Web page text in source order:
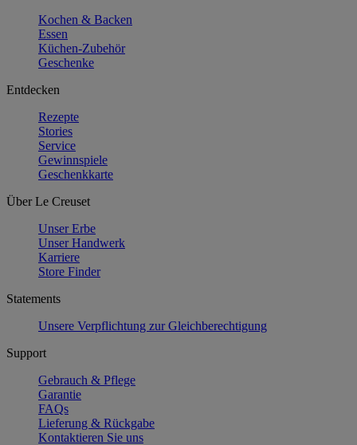
Kochen & Backen
Essen
Küchen-Zubehör
Geschenke
Entdecken
Rezepte
Stories
Service
Gewinnspiele
Geschenkkarte
Über Le Creuset
Unser Erbe
Unser Handwerk
Karriere
Store Finder
Statements
Unsere Verpflichtung zur Gleichberechtigung
Support
Gebrauch & Pflege
Garantie
FAQs
Lieferung & Rückgabe
Kontaktieren Sie uns